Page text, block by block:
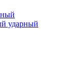
ударный